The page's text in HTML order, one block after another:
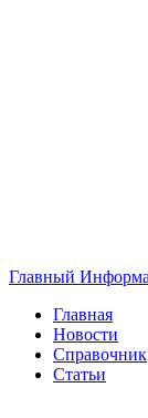
Главный
Главная
Новости
Справочник
Статьи